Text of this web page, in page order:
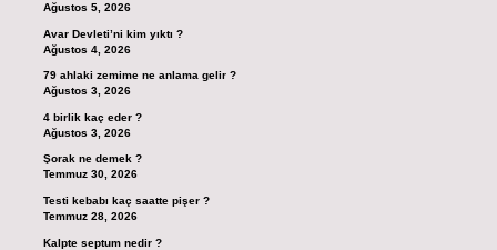
Ağustos 5, 2026
Avar Devleti’ni kim yıktı ?
Ağustos 4, 2026
79 ahlaki zemime ne anlama gelir ?
Ağustos 3, 2026
4 birlik kaç eder ?
Ağustos 3, 2026
Şorak ne demek ?
Temmuz 30, 2026
Testi kebabı kaç saatte pişer ?
Temmuz 28, 2026
Kalpte septum nedir ?